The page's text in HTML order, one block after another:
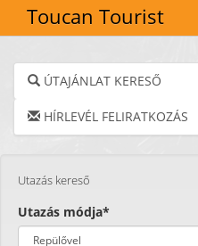
Toucan Tourist
ÚTAJÁNLAT KERESŐ
HÍRLEVÉL FELIRATKOZÁS
Utazás kereső
Utazás módja*